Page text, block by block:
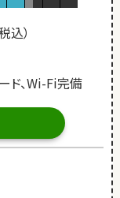
込）
ド、Wi-Fi完備